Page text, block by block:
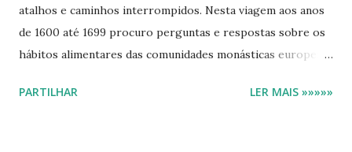
atalhos e caminhos interrompidos. Nesta viagem aos anos
de 1600 até 1699 procuro perguntas e respostas sobre os
hábitos alimentares das comunidades monásticas europeias,
que tem tanto de atraente como de complexa. As
PARTILHAR LER MAIS »»»»»